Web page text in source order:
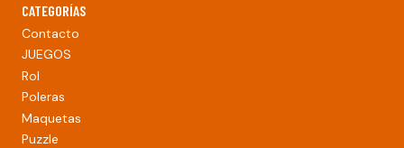
CATEGORÍAS
Contacto
JUEGOS
Rol
Poleras
Maquetas
Puzzle